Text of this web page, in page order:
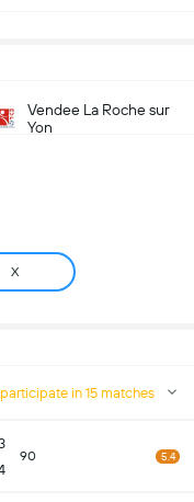
Vendee La Roche sur
Yon
X
in 15 matches
90 5.4